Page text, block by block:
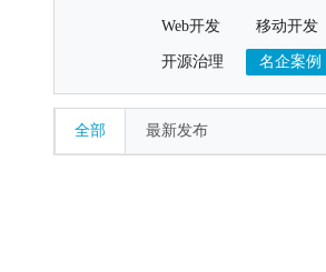
Web开发 移动开发
开源治理 名企案例
全部 最新发布